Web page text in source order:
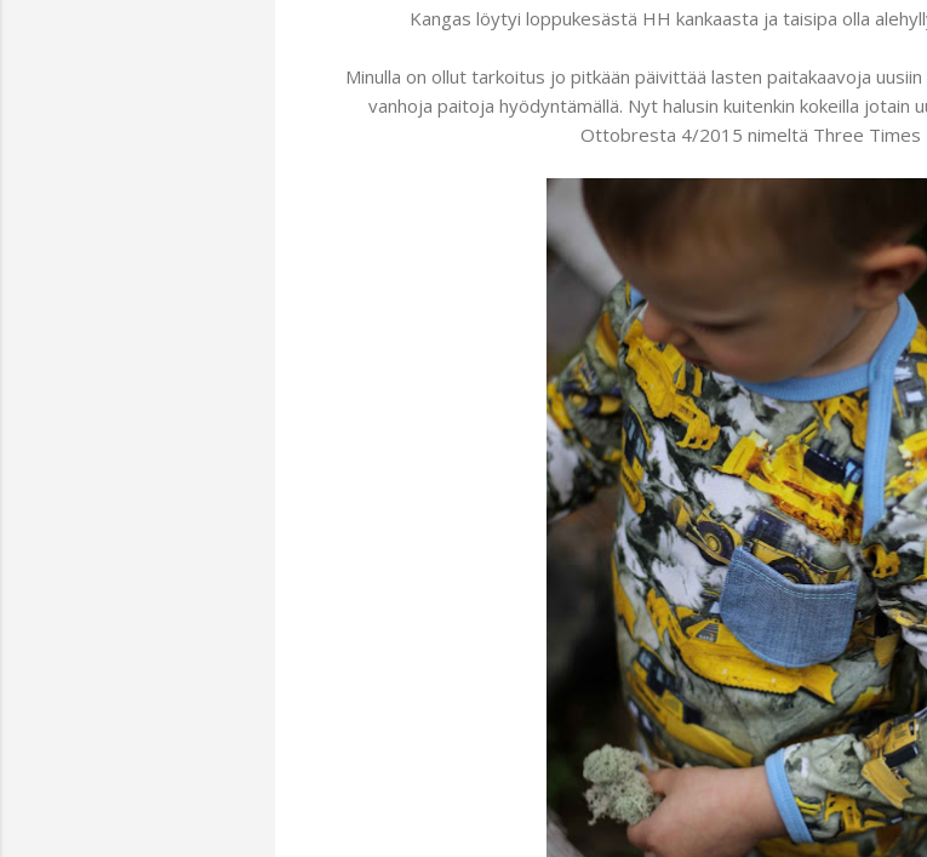
Kangas löytyi loppukesästä HH kankaasta ja taisipa olla
Minulla on ollut tarkoitus jo pitkään päivittää lasten paitakaavoja
vanhoja paitoja hyödyntämällä. Nyt halusin kuitenkin kokeilla jotain
Ottobresta 4/2015 nimeltä Three Times